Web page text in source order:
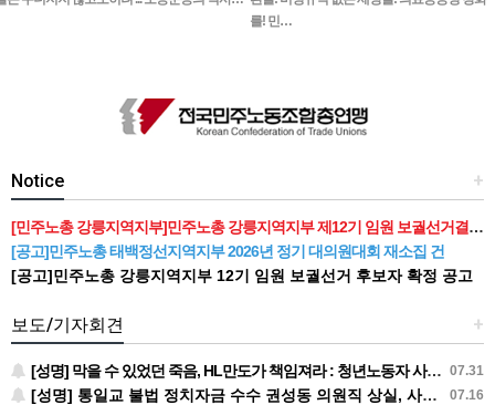
를! 민…
+
Notice
[민주노총 강릉지역지부]민주노총 강릉지역지부 제12기 임원 보궐선거결과 공고
[공고]민주노총 태백정선지역지부 2026년 정기 대의원대회 재소집 건
[공고]민주노총 강릉지역지부 12기 임원 보궐선거 후보자 확정 공고
+
보도/기자회견
07.31
[성명] 막을 수 있었던 죽음, HL만도가 책임져라 : 청년노동자 사망사고의 철저한 진상규명과 재발방지 대책 마련하라
07.16
[성명] 통일교 불법 정치자금 수수 권성동 의원직 상실, 사필귀정이다